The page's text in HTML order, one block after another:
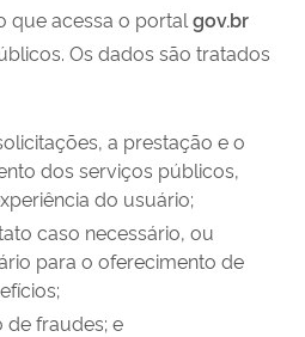
que acessa o portal gov.br
Os dados são tratados
a prestação e o
dos serviços públicos,
do usuário;
caso necessário, ou
para o oferecimento de
de fraudes; e